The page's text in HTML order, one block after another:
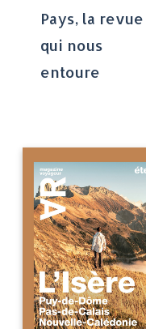
Pays, la revue
qui nous
entoure